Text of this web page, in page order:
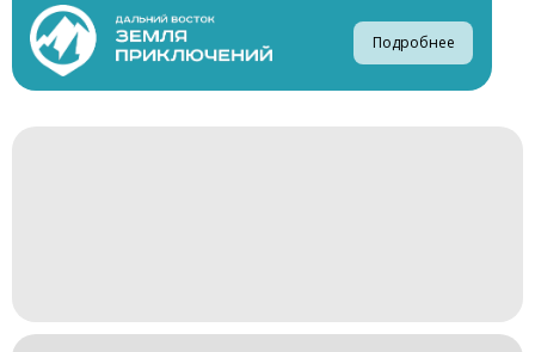
Подробнее